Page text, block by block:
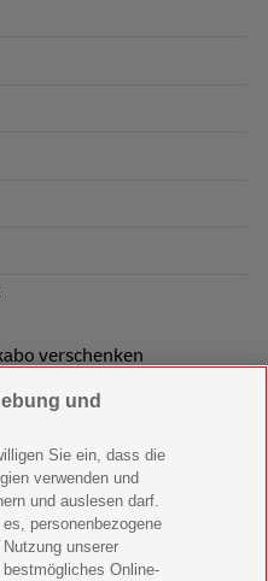
verschenken
verschenken
verschenken
und
Sie ein, dass die
verwenden und
und auslesen darf.
personenbezogene
unserer
Online-